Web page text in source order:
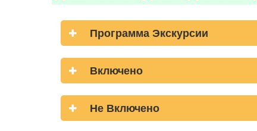
Программа Экскурсии
Включено
Не Включено